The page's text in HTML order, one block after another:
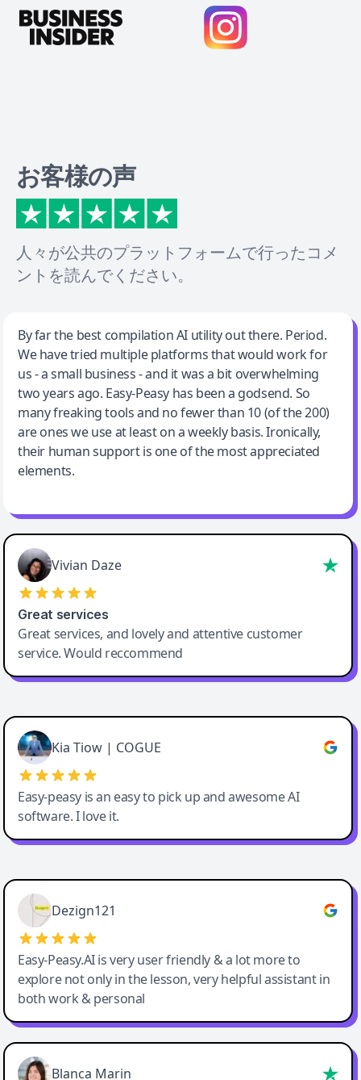
お客様の声
人々が公共のプラットフォームで行ったコメ
ントを読んでください。
Jeff Wilson
By far the best compilation AI utility
By far the best compilation AI utility out there. Period.
We have tried multiple platforms that would work for
us - a small business - and it was a bit overwhelming
two years ago. Easy-Peasy has been a godsend. So
many freaking tools and no fewer than 10 (of the 200)
are ones we use at least on a weekly basis. Ironically,
their human support is one of the most appreciated
elements.
Vivian Daze
Great services
Great services, and lovely and attentive customer
service. Would reccommend
Cody Crabb
Great service, Best AI tool
Kia Tiow | COGUE
Easy-peasy is an easy to pick up and awesome AI
software. I love it.
Easy-Peasy AI
Dezign121
Easy-Peasy.AI is very user friendly & a lot more to
explore not only in the lesson, very helpful assistant in
both work & personal
Blanca Marin